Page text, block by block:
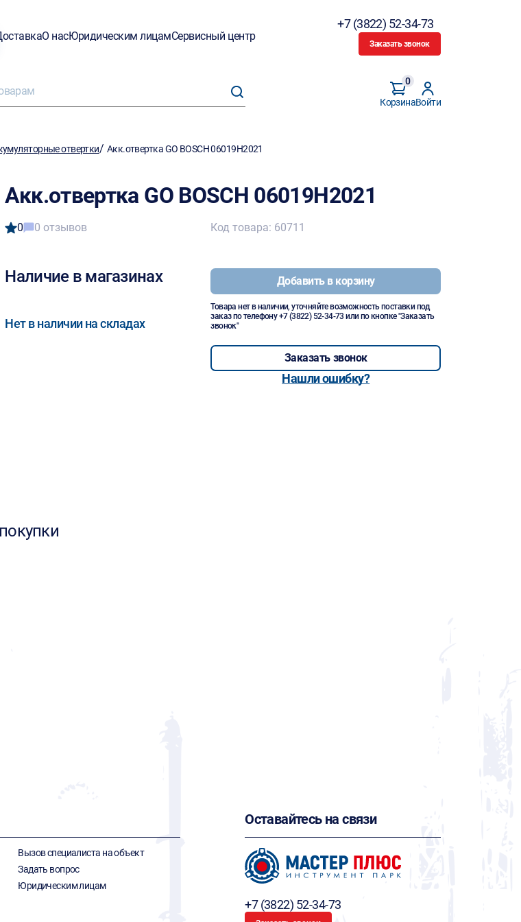
О насЮридическим лицамСервисный центр
+7 (3822) 52-34-73
Заказать звонок
Корзина
0
Войти
отвертки/ Акк.отвертка GO BOSCH 06019H2021
Акк.отвертка GO BOSCH 06019H2021
0 0 отзывов
Наличие в магазинах
Нет в наличии на складах
Код товара: 60711
Добавить в корзину
Товара нет в наличии, уточняйте возможность поставки под
заказ по телефону+7 (3822) 52-34-73 или по кнопке "Заказать
звонок"
Заказать звонок
Нашли ошибку?
Вызов специалиста на объект
Задать вопрос
Юридическим лицам
Оставайтесь на связи
+7 (3822) 52-34-73